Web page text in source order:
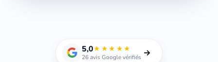
5,0★★★★★
26 avis Google vérifiés